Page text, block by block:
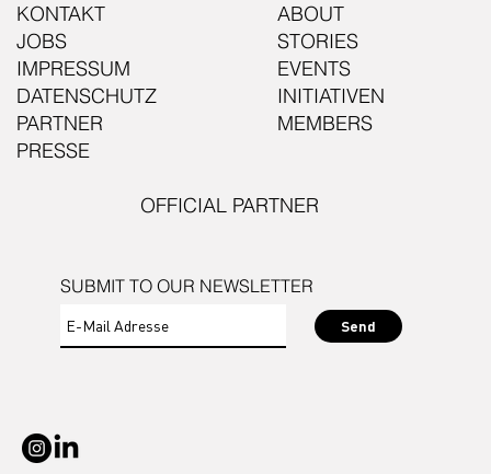
SUBMIT TO OUR NEWSLETTER
Send
KONTAKT
JOBS
IMPRESSUM
DATENSCHUTZ
PARTNER
PRESSE
ABOUT
STORIES
EVENTS
INITIATIVEN
MEMBERS
OFFICIAL PARTNER